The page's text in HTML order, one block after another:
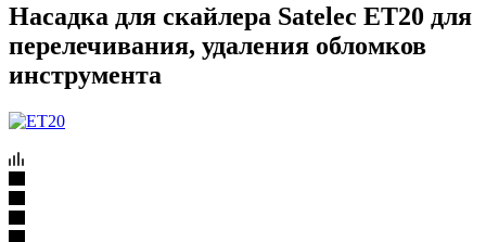
Насадка для скайлера Satelec ET20 для
перелечивания, удаления обломков
инструмента